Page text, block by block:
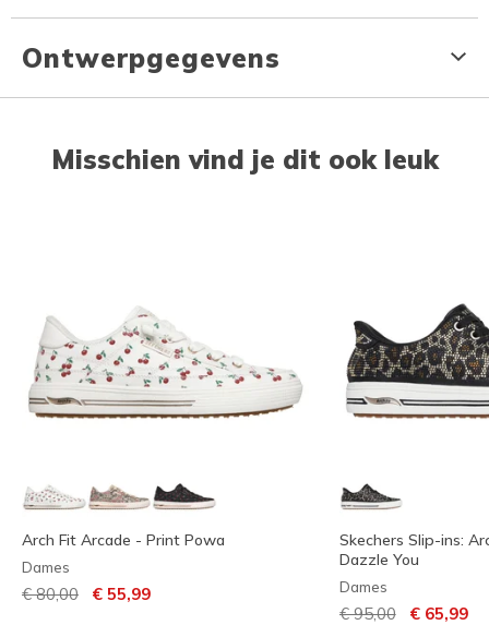
Ontwerpgegevens
Misschien vind je dit ook leuk
Arch Fit Arcade - Print Powa
Dames
Prijs verlaagd van
€ 80,00 naar
€ 55,99
Skechers Slip-ins:
Dazzle You
Dames
Prijs verlaagd van
€ 95,00naar
€ 65,99